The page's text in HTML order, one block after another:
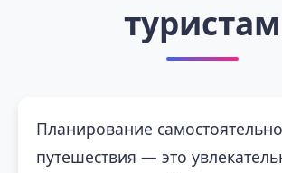
туристам
Планирование
путешествия — это